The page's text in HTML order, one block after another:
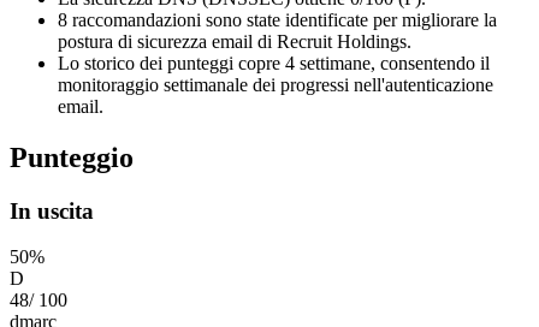
8 raccomandazioni sono state identificate per migliorare la
postura di sicurezza email di Recruit Holdings.
Lo storico dei punteggi copre 4 settimane, consentendo il
monitoraggio settimanale dei progressi nell'autenticazione
email.
Punteggio
In uscita
50%
D
48/ 100
dmarc